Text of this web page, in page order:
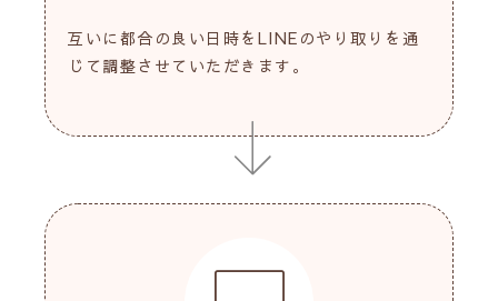
互いに都合の良い日時をLINEのやり取りを通
じて調整させていただきます。